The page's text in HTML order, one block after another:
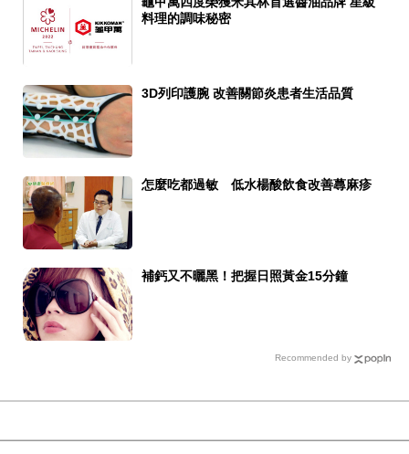
料理的調味秘密
3D列印護腕 改善關節炎患者生活品質
怎麼吃都過敏 低水楊酸飲食改善蕁麻疹
補鈣又不曬黑！把握日照黃金15分鐘
Recommended by